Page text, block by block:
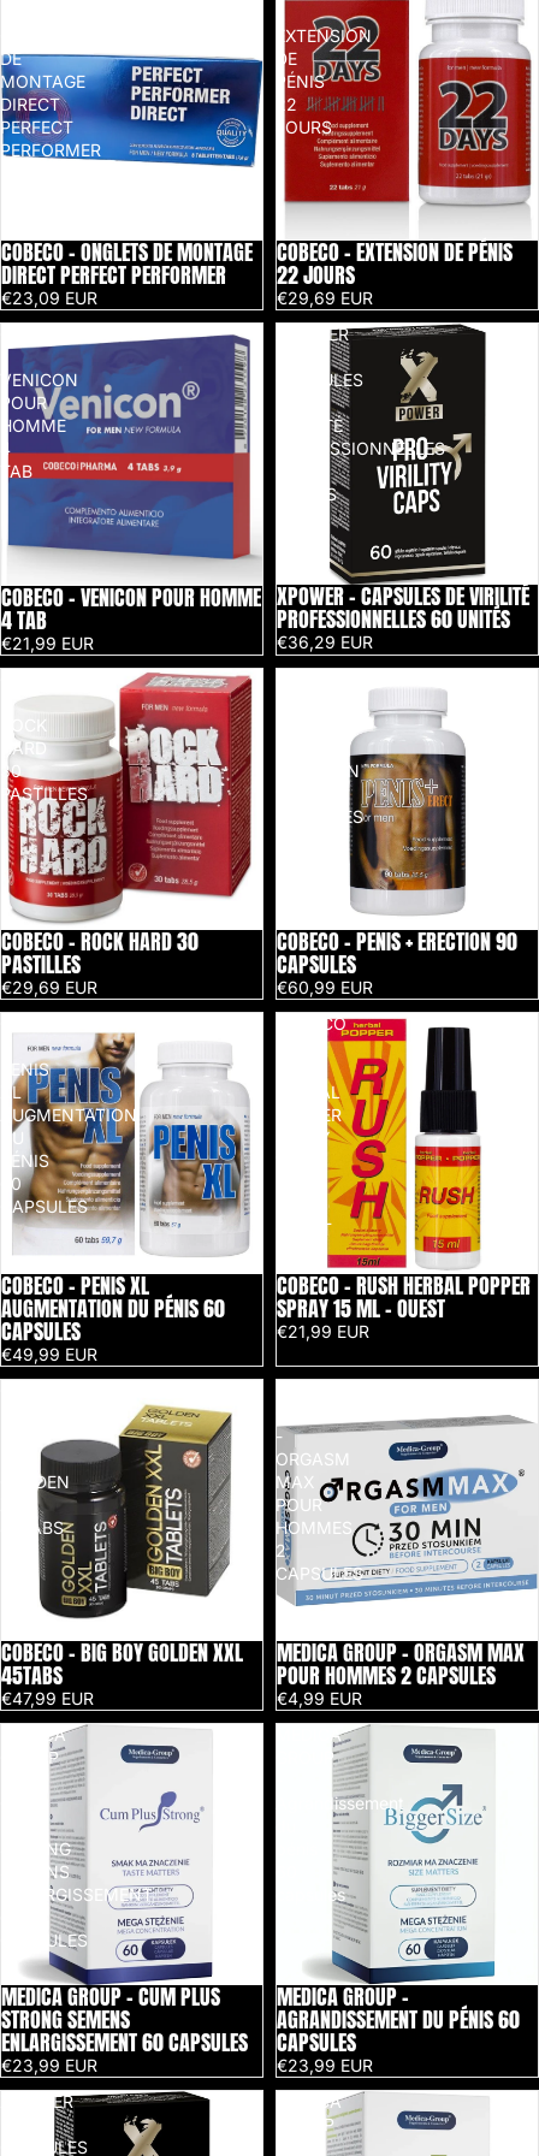
DE
MONTAGE
DIRECT
PERFECT
PERFORMER
COBECO - ONGLETS DE MONTAGE
DIRECT PERFECT PERFORMER
€23,09 EUR
EXTENSION
DE
PÉNIS
22
JOURS
COBECO - EXTENSION DE PÉNIS
22 JOURS
€29,69 EUR
VENICON
POUR
HOMME
4
TAB
COBECO - VENICON POUR HOMME
4 TAB
€21,99 EUR
XPOWER
CAPSULES
VIRILITÉ
PROFESSIONNELLES
UNITÉS
XPOWER - CAPSULES DE VIRILITÉ
PROFESSIONNELLES 60 UNITÉS
€36,29 EUR
ROCK
HARD
30
PASTILLES
COBECO - ROCK HARD 30
PASTILLES
€29,69 EUR
ERECTION
CAPSULES
COBECO - PENIS + ERECTION 90
CAPSULES
€60,99 EUR
PENIS
XL
AUGMENTATION
DU
PÉNIS
60
CAPSULES
COBECO - PENIS XL
AUGMENTATION DU PÉNIS 60
CAPSULES
€49,99 EUR
COBECO
HERBAL
POPPER
SPRAY
OUEST
COBECO - RUSH HERBAL POPPER
SPRAY 15 ML - OUEST
€21,99 EUR
GOLDEN
45TABS
COBECO - BIG BOY GOLDEN XXL
45TABS
€47,99 EUR
-
ORGASM
MAX
POUR
HOMMES
2
CAPSULES
Épuisé
MEDICA GROUP - ORGASM MAX
POUR HOMMES 2 CAPSULES
€4,99 EUR
MEDICA
GROUP
STRONG
SEMENS
ENLARGISSEMENT
CAPSULES
MEDICA GROUP - CUM PLUS
STRONG SEMENS
ENLARGISSEMENT 60 CAPSULES
€23,99 EUR
MEDICA
GROUP
Agrandissement
capsules
MEDICA GROUP -
AGRANDISSEMENT DU PÉNIS 60
CAPSULES
€23,99 EUR
XPOWER
CAPSULES
MEDICA
GROUP